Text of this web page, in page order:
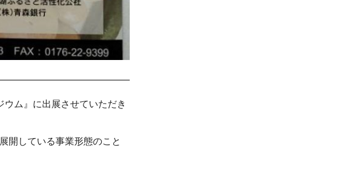
ム』に出展させていただき
開している事業形態のこと